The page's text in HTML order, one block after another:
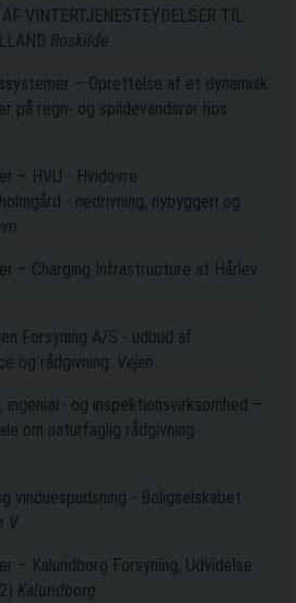
VINTERTJENESTEYDELSER TIL
Roskilde
– Oprettelse af et dynamisk
på regn- og spildevandsrør hos
– HVU - Hvidovre
- nedrivning, nybyggeri og
– Charging Infrastructure at Hårlev
Forsyning A/S - udbud af
og rådgivning. Vejen
og inspektionsvirksomhed –
om naturfaglig rådgivning
vinduespudsning - Boligselskabet
V
– Kalundborg Forsyning, Udvidelse
Kalundborg